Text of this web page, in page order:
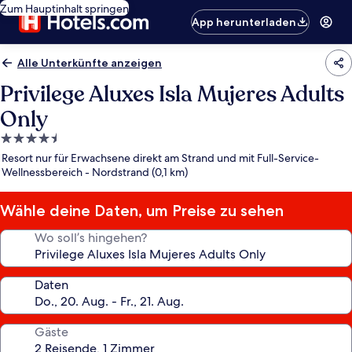
Zum Hauptinhalt springen
App herunterladen
Alle Unterkünfte anzeigen
Privilege Aluxes Isla Mujeres Adults
Only
4.5-
Sterne-
Unterkunft
Resort nur für Erwachsene direkt am Strand und mit Full-Service-
Wellnessbereich - Nordstrand (0,1 km)
Wähle deine Daten, um Preise zu sehen
Wo soll’s hingehen?
Daten
Gäste